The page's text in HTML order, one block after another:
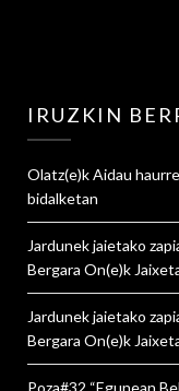
IRUZKIN
Olatz(e)kAidau
bidalketan
Jardunek jaietako
Bergara On(e)k
Jardunek jaietako
Bergara On(e)k